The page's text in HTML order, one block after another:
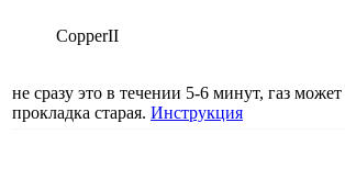
CopperII
не сразу это в течении 5-6 минут, газ
прокладка старая. Инструкция